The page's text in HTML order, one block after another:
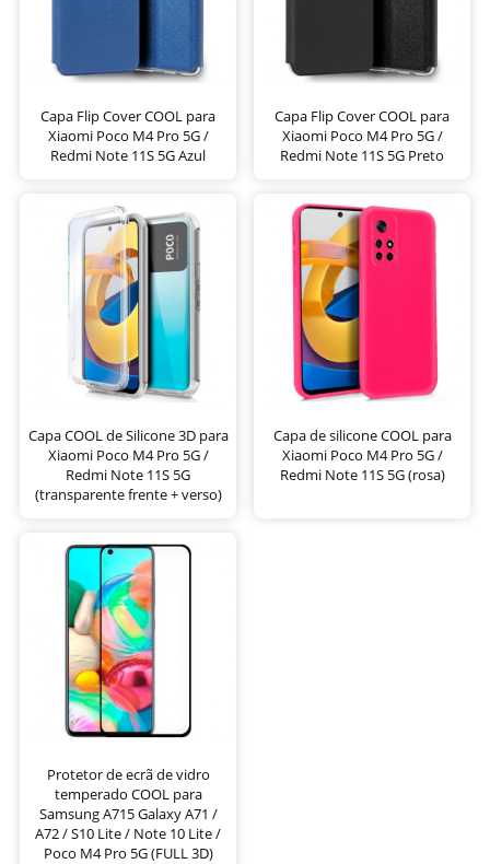
Capa Flip Cover COOL para
Xiaomi Poco M4 Pro 5G /
Redmi Note 11S 5G Azul
Capa Flip Cover COOL para
Xiaomi Poco M4 Pro 5G /
Redmi Note 11S 5G Preto
Capa COOL de Silicone 3D para
Xiaomi Poco M4 Pro 5G /
Redmi Note 11S 5G
(transparente frente + verso)
Capa de silicone COOL para
Xiaomi Poco M4 Pro 5G /
Redmi Note 11S 5G (rosa)
Protetor de ecrã de vidro
temperado COOL para
Samsung A715 Galaxy A71 /
A72 / S10 Lite / Note 10 Lite /
Poco M4 Pro 5G (FULL 3D)